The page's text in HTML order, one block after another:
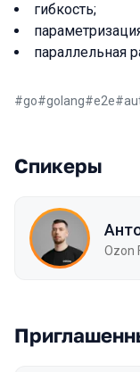
гибкость;
параллельная
#go#golang#e2e#
Спикеры
Ozon